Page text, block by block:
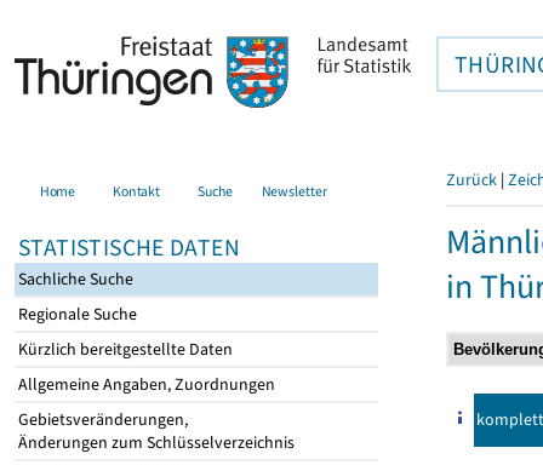
Home Kontakt Suche Newsletter
STATISTISCHE DATEN
Sachliche Suche
Regionale Suche
Kürzlich bereitgestellte Daten
Allgemeine Angaben, Zuordnungen
Gebietsveränderungen,
Änderungen zum Schlüsselverzeichnis
Zurück |
in
komplett